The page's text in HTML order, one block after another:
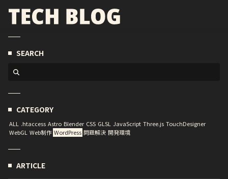
SEARCH
CATEGORY
ALL .htaccess Astro Blender CSS GLSL JavaScript Three.js TouchDesigner
WebGL Web制作 WordPress 問題解決 開発環境
ARTICLE